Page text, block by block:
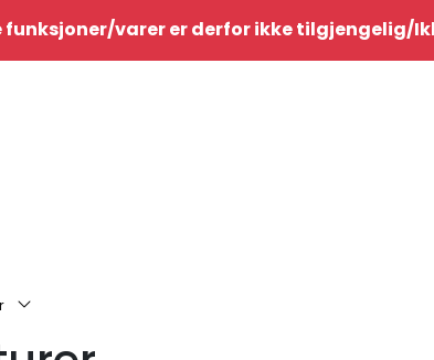
funksjoner/varer er derfor ikke tilgjengelig/